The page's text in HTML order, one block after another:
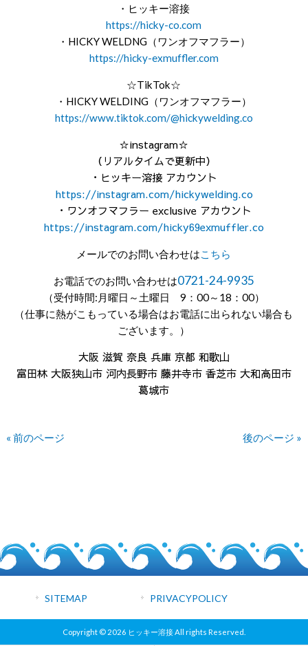
・ヒッキー溶接
https://hicky-co.com
・HICKY WELDNG（ワンオフマフラー）
https://hicky-exmuffler.com
☆TikTok☆
・HICKY WELDING（ワンオフマフラー）
https://www.tiktok.com/@hickywelding.co
☆instagram☆
（リアルタイムで更新中）
・ヒッキー溶接 アカウント
https://instagram.com/hickywelding.co
・ワンオフマフラー exclusive アカウント
https://instagram.com/hicky69exmuffler.co
メールでのお問い合わせはこちら
お電話でのお問い合わせは0721-24-9935
（受付時間:月曜日～土曜日 9：00～18：00）
（仕事に熱がこもっている場合はお電話に出られない場合も
ございます。）
大阪 滋賀 奈良 兵庫 京都 和歌山
富田林 大阪狭山市 河内長野市 藤井寺市 香芝市 大和高田市
葛城市
« 前のページ 後のページ »
SITEMAP PRIVACYPOLICY
Copyright © 2026 ヒッキー溶接 All rights Reserved.